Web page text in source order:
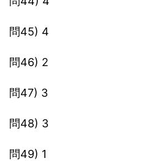
問45) 4
問46) 2
問47) 3
問48) 3
問49) 1